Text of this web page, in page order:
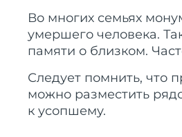
Во многих семьях
умершего человека.
памяти о близком.
Следует помнить, что
можно разместить
к усопшему.